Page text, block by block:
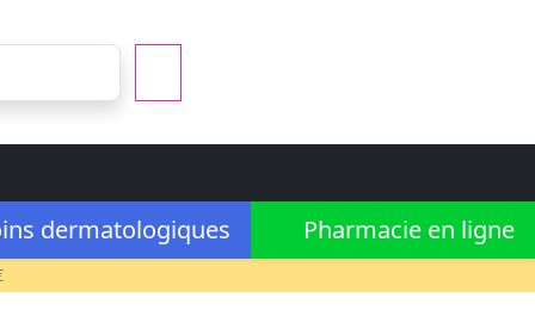
dermatologiques
Pharmacie en ligne